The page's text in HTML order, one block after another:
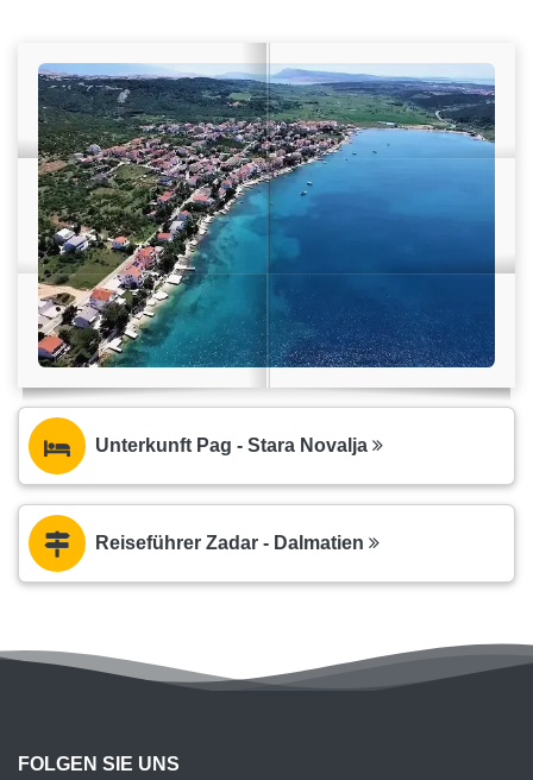
Unterkunft Pag - Stara Novalja
Reiseführer Zadar - Dalmatien
FOLGEN SIE UNS